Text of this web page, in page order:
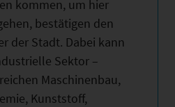
kommen, um hier
bestätigen den
der Stadt. Dabei kann
Sektor –
Maschinenbau,
Kunststoff,